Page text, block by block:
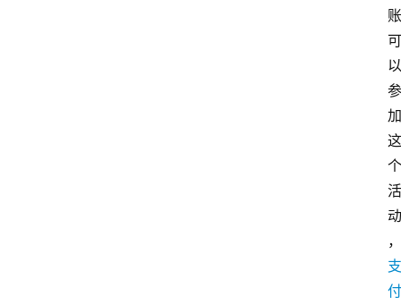
账
可
以
参
加
这
个
活
动
，
支
付